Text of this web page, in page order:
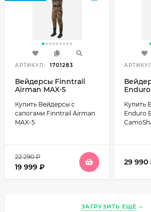
АРТИКУЛ: 1701283
Вейдерсы Finntrail
Airman MAX-5
Купить Вейдерсы с
сапогами Finntrail Airman
MAX-5
22 290₽
19 999 ₽
Enduro
Купить
Enduro
29 990
ЗАГРУЗИТЬ ЕЩЕ